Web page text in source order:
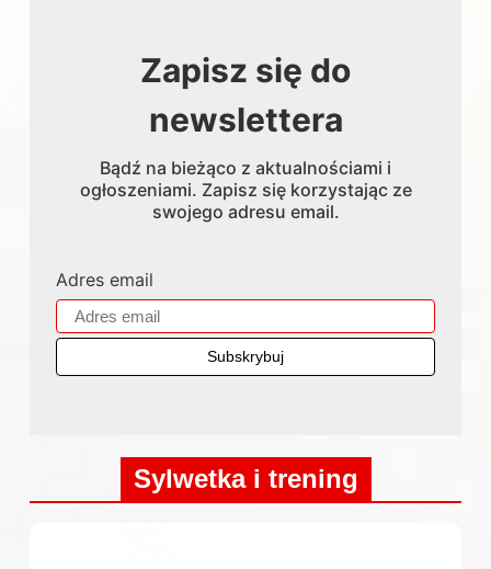
Zapisz się do
newslettera
Bądź na bieżąco z aktualnościami i
ogłoszeniami. Zapisz się korzystając ze
swojego adresu email.
Adres email
Sylwetka i trening